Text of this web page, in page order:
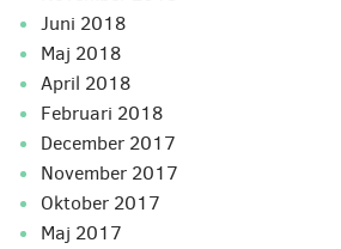
juni 2018
maj 2018
april 2018
februari 2018
december 2017
november 2017
oktober 2017
maj 2017